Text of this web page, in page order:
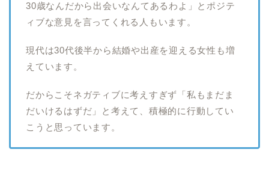
30歳なんだから出会いなんてあるわよ」とポジテ
ィブな意見を言ってくれる人もいます。
現代は30代後半から結婚や出産を迎える女性も増
えています。
だからこそネガティブに考えすぎず「私もまだま
だいけるはずだ」と考えて、積極的に行動してい
こうと思っています。